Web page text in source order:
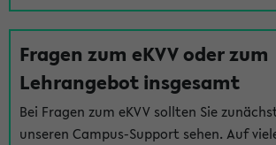
Fragen zum eKVV oder zum
Lehrangebot insgesamt
Bei Fragen zum eKVV sollten Sie
unseren Campus-Support sehen. Auf